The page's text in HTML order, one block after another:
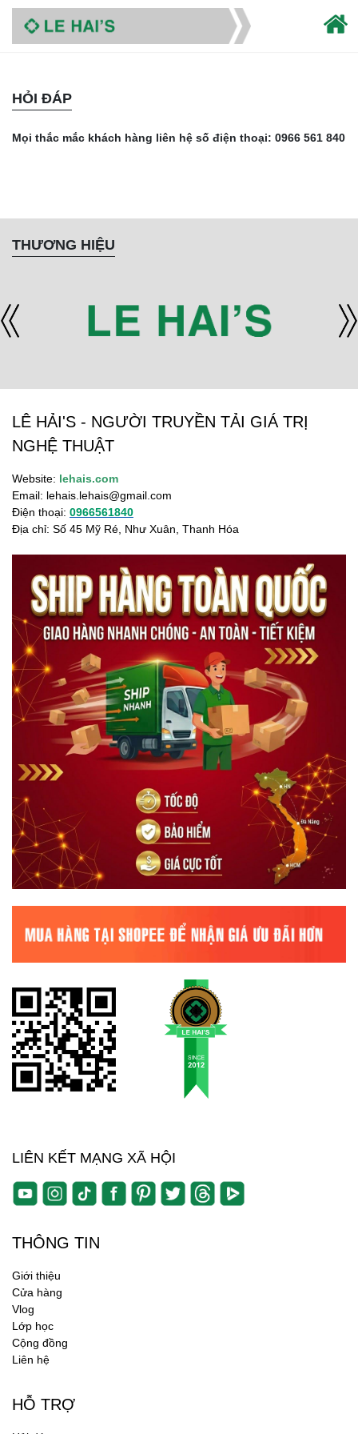
HỎI ĐÁP
Mọi thắc mắc khách hàng liên hệ số điện thoại: 0966 561 840
THƯƠNG HIỆU
LÊ HẢI'S - NGƯỜI TRUYỀN TẢI GIÁ TRỊ
NGHỆ THUẬT
Website: lehais.com
Email: lehais.lehais@gmail.com
Điện thoại: 0966561840
Địa chỉ: Số 45 Mỹ Ré, Như Xuân, Thanh Hóa
LIÊN KẾT MẠNG XÃ HỘI
THÔNG TIN
Giới thiệu
Cửa hàng
Vlog
Lớp học
Cộng đồng
Liên hệ
HỖ TRỢ